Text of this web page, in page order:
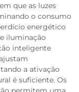
que as luzes
o consumo
energético
iluminação
inteligente
a ativação
é suficiente. Os